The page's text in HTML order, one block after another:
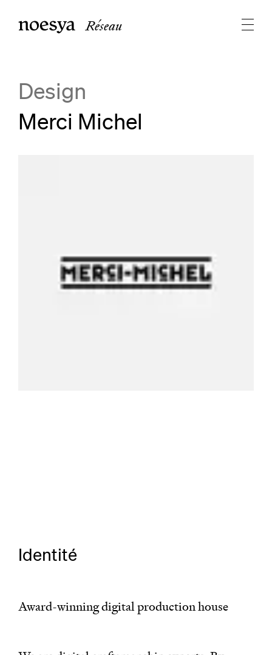
Réseau
Design
Merci Michel
Identité
Award-winning digital production house